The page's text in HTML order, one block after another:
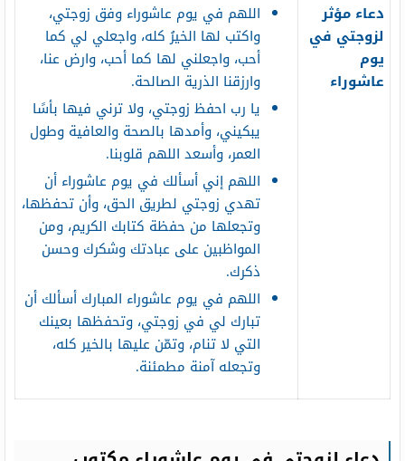
دعاء مؤثر
لزوجتي في
يوم
عاشوراء
اللهم في يوم عاشوراء وفق زوجتي،
واكتب لها الخيرُ كله، واجعلي لي كما
أحب، واجعلني لها كما أحب، وارض عنا،
وارزقنا الذرية الصالحة.
يا رب احفظ زوجتي، ولا ترني فيها بأسًا
يبكيني، وأمدها بالصحة والعافية وطول
العمر، وأسعد اللهم قلوبنا.
اللهم إني أسألك في يوم عاشوراء أن
تهدي زوجتي لطريق الحق، وأن تحفظها،
وتجعلها من حفظة كتابك الكريم، ومن
المواظبين على عبادتك وشكرك وحسن
ذكرك.
اللهم في يوم عاشوراء المبارك أسألك أن
تبارك لي في زوجتي، وتحفظها بعينك
التي لا تنام، وتمّن عليها بالخير كله،
وتجعله آمنة مطمئنة.